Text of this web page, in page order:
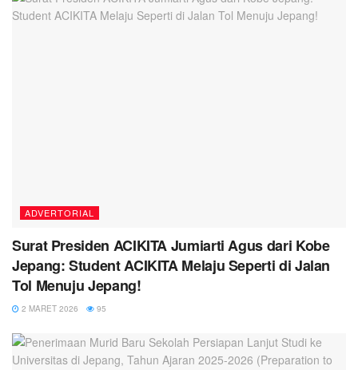
ADVERTORIAL
Surat Presiden ACIKITA Jumiarti Agus dari Kobe
Jepang: Student ACIKITA Melaju Seperti di Jalan
Tol Menuju Jepang!
2 MARET 2026 95